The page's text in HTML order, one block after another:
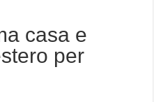
casa e
per